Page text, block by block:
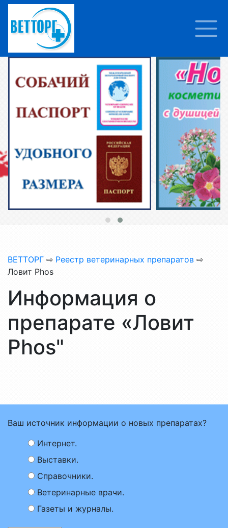
ВЕТТОРГ ⇨ Реестр ветеринарных препаратов ⇨
Ловит Phos
Информация о
препарате «Ловит
Phos"
Ваш источник информации о новых препаратах?
Интернет.
Выставки.
Справочники.
Ветеринарные врачи.
Газеты и журналы.